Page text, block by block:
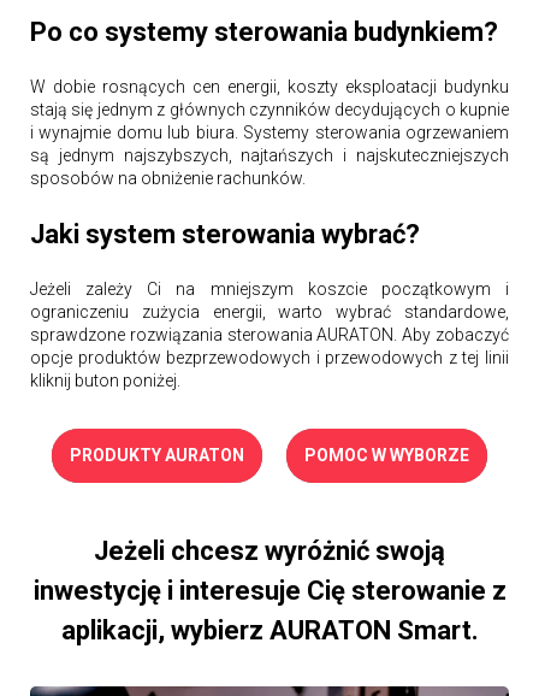
Po co systemy sterowania budynkiem?
W dobie rosnących cen energii, koszty eksploatacji budynku
stają się jednym z głównych czynników decydujących o kupnie
i wynajmie domu lub biura. Systemy sterowania ogrzewaniem
są jednym najszybszych, najtańszych i najskuteczniejszych
sposobów na obniżenie rachunków.
Jaki system sterowania wybrać?
Jeżeli zależy Ci na mniejszym koszcie początkowym i
ograniczeniu zużycia energii, warto wybrać standardowe,
sprawdzone rozwiązania sterowania AURATON. Aby zobaczyć
opcje produktów bezprzewodowych i przewodowych z tej linii
kliknij buton poniżej.
PRODUKTY AURATON POMOC W WYBORZE
Jeżeli chcesz wyróżnić swoją
inwestycję i interesuje Cię sterowanie z
aplikacji, wybierz AURATON Smart.